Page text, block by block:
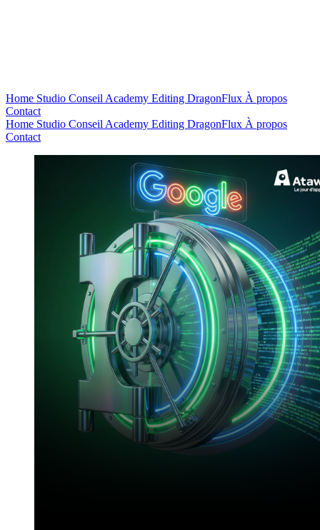
Home Studio Conseil Academy Editing DragonFlux À propos
Contact
Home Studio Conseil Academy Editing DragonFlux À propos
Contact